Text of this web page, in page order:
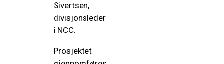
Sivertsen,
divisjonsleder
i NCC.
Prosjektet